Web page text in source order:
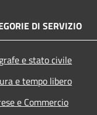
DI SERVIZIO
e stato civile
e tempo libero
e Commercio